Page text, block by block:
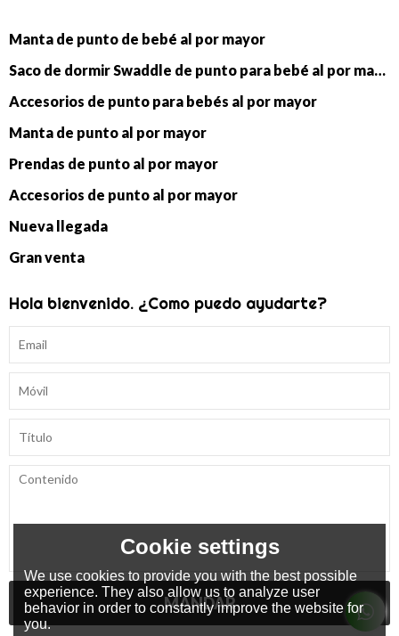
Manta de punto de bebé al por mayor
Saco de dormir Swaddle de punto para bebé al por mayor
Accesorios de punto para bebés al por mayor
Manta de punto al por mayor
Prendas de punto al por mayor
Accesorios de punto al por mayor
Nueva llegada
Gran venta
Hola bienvenido. ¿Como puedo ayudarte?
MANDAR
Cookie settings
We use cookies to provide you with the best possible
experience. They also allow us to analyze user
behavior in order to constantly improve the website for
you.